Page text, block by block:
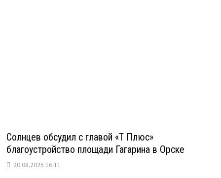
Солнцев обсудил с главой «Т Плюс»
благоустройство площади Гагарина в Орске
20.08.2025 16:11